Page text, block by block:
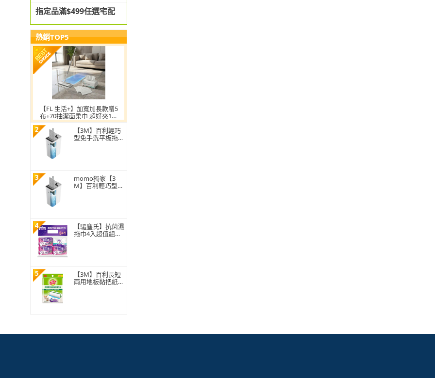
指定品滿$499任選宅配
熱銷TOP5
【FL 生活+】加寬加長款贈5
布+70抽潔面柔巾 超好夾1秒
換布洗臉巾環保拖把
2
【3M】百利輕巧
型免手洗平板拖把
3
momo獨家【3
M】百利輕巧型免
4
【驅塵氏】抗菌濕
拖巾4入超值組合
5
【3M】百利長短
兩用地板黏把紙捲